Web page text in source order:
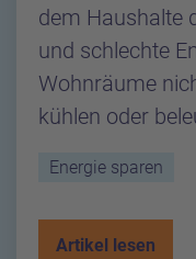
dem Haushalte
und schlechte
Wohnräume
kühlen oder
Energie sparen
Artikel lesen